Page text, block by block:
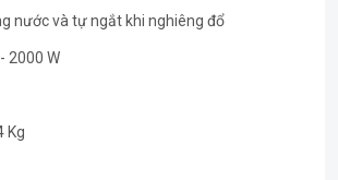
nước và tự ngắt khi nghiêng đổ
2000 W
Kg